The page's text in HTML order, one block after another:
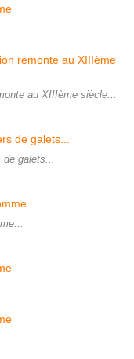
au XIIIème siècle...
de galets...